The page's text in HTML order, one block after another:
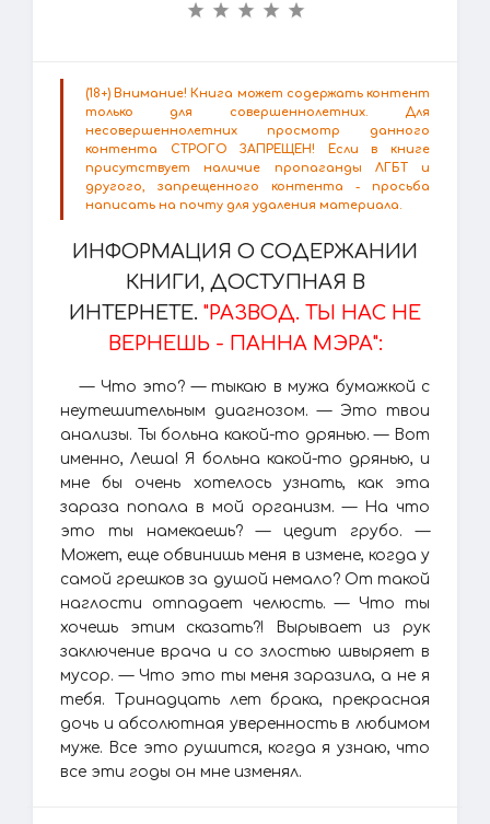
(18+) Внимание! Книга может содержать контент
только для совершеннолетних. Для
несовершеннолетних просмотр данного
контента СТРОГО ЗАПРЕЩЕН! Если в книге
присутствует наличие пропаганды ЛГБТ и
другого, запрещенного контента - просьба
написать на почту для удаления материала.
ИНФОРМАЦИЯ О СОДЕРЖАНИИ
КНИГИ, ДОСТУПНАЯ В
ИНТЕРНЕТЕ. "РАЗВОД. ТЫ НАС НЕ
ВЕРНЕШЬ - ПАННА МЭРА":
— Что это? — тыкаю в мужа бумажкой с
неутешительным диагнозом. — Это твои
анализы. Ты больна какой-то дрянью. — Вот
именно, Леша! Я больна какой-то дрянью, и
мне бы очень хотелось узнать, как эта
зараза попала в мой организм. — На что
это ты намекаешь? — цедит грубо. —
Может, еще обвинишь меня в измене, когда у
самой грешков за душой немало? От такой
наглости отпадает челюсть. — Что ты
хочешь этим сказать?! Вырывает из рук
заключение врача и со злостью швыряет в
мусор. — Что это ты меня заразила, а не я
тебя. Тринадцать лет брака, прекрасная
дочь и абсолютная уверенность в любимом
муже. Все это рушится, когда я узнаю, что
все эти годы он мне изменял.